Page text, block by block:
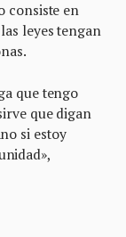
consiste en
leyes tengan
que tengo
que digan
si estoy